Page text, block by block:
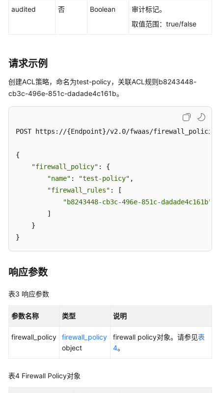
视
产
术
语
多
档
布
比
域）
API
考
用
audited 否 Boolean
审计标记。
取值范围：true/false
请求示例
创建ACL策略，命名为test-policy，关联ACL规则b8243448-
cb3c-496e-851c-dadade4c161b。
POST https://{Endpoint}/v2.0/fwaas/firewall_policies
{
"firewall_policy" : {
"name" : "test-policy" ,
"firewall_rules" : [
"b8243448-cb3c-496e-851c-dadade4c161b"
        ]
    }
}
响应参数
表3 响应参数
参数名称 类型 说明
firewall_policy
firewall_policy
object
firewall policy对象。请参见表
4。
表4 Firewall Policy对象